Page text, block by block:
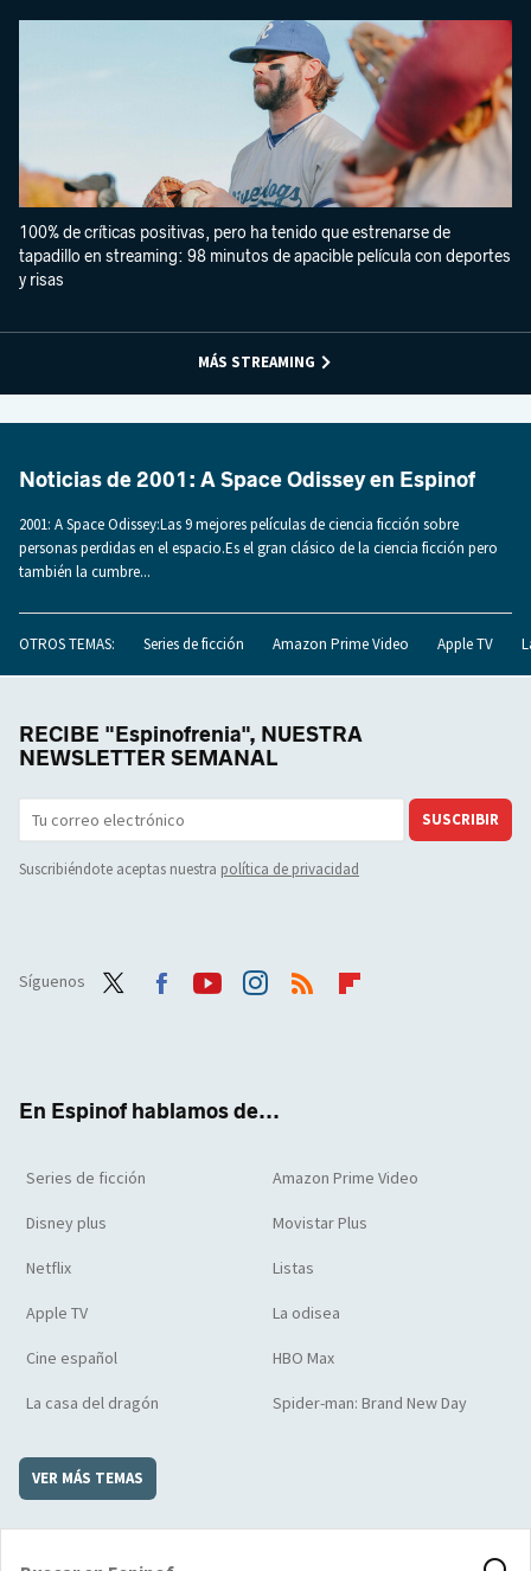
100% de críticas positivas, pero ha tenido que estrenarse de
tapadillo en streaming: 98 minutos de apacible película con deportes
y risas
MÁS STREAMING
Noticias de 2001: A Space Odissey en Espinof
2001: A Space Odissey:Las 9 mejores películas de ciencia ficción sobre
personas perdidas en el espacio.Es el gran clásico de la ciencia ficción pero
también la cumbre...
OTROS TEMAS: Series de ficción Amazon Prime Video Apple TV
RECIBE "Espinofrenia", NUESTRA
NEWSLETTER SEMANAL
SUSCRIBIR
Suscribiéndote aceptas nuestra política de privacidad
Síguenos
En Espinof hablamos de...
Series de ficción Amazon Prime Video
Disney plus Movistar Plus
Netflix Listas
Apple TV La odisea
Cine español HBO Max
La casa del dragón Spider-man: Brand New Day
VER MÁS TEMAS